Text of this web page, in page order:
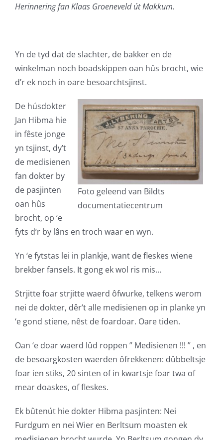
Herinnering fan Klaas Groeneveld út Makkum.
Yn de tyd dat de slachter, de bakker en de
winkelman noch boadskippen oan hûs brocht, wie
d’r ek noch in oare besoarchtsjinst.
Foto geleend van Bildts
documentatiecentrum
De húsdokter
Jan Hibma hie
in fêste jonge
yn tsjinst, dy’t
de medisienen
fan dokter by
de pasjinten
oan hûs
brocht, op ‘e
fyts d’r by lâns en troch waar en wyn.
Yn ‘e fytstas lei in plankje, want de fleskes wiene
brekber fansels. It gong ek wol ris mis…
Strjitte foar strjitte waerd ôfwurke, telkens werom
nei de dokter, dêr’t alle medisienen op in planke yn
‘e gond stiene, nêst de foardoar. Oare tiden.
Oan ‘e doar waerd lûd roppen ” Medisienen !!! ” , en
de besoargkosten waerden ôfrekkenen: dûbbeltsje
foar ien stiks, 20 sinten of in kwartsje foar twa of
mear doaskes, of fleskes.
Ek bûtenút hie dokter Hibma pasjinten: Nei
Furdgum en nei Wier en Berltsum moasten ek